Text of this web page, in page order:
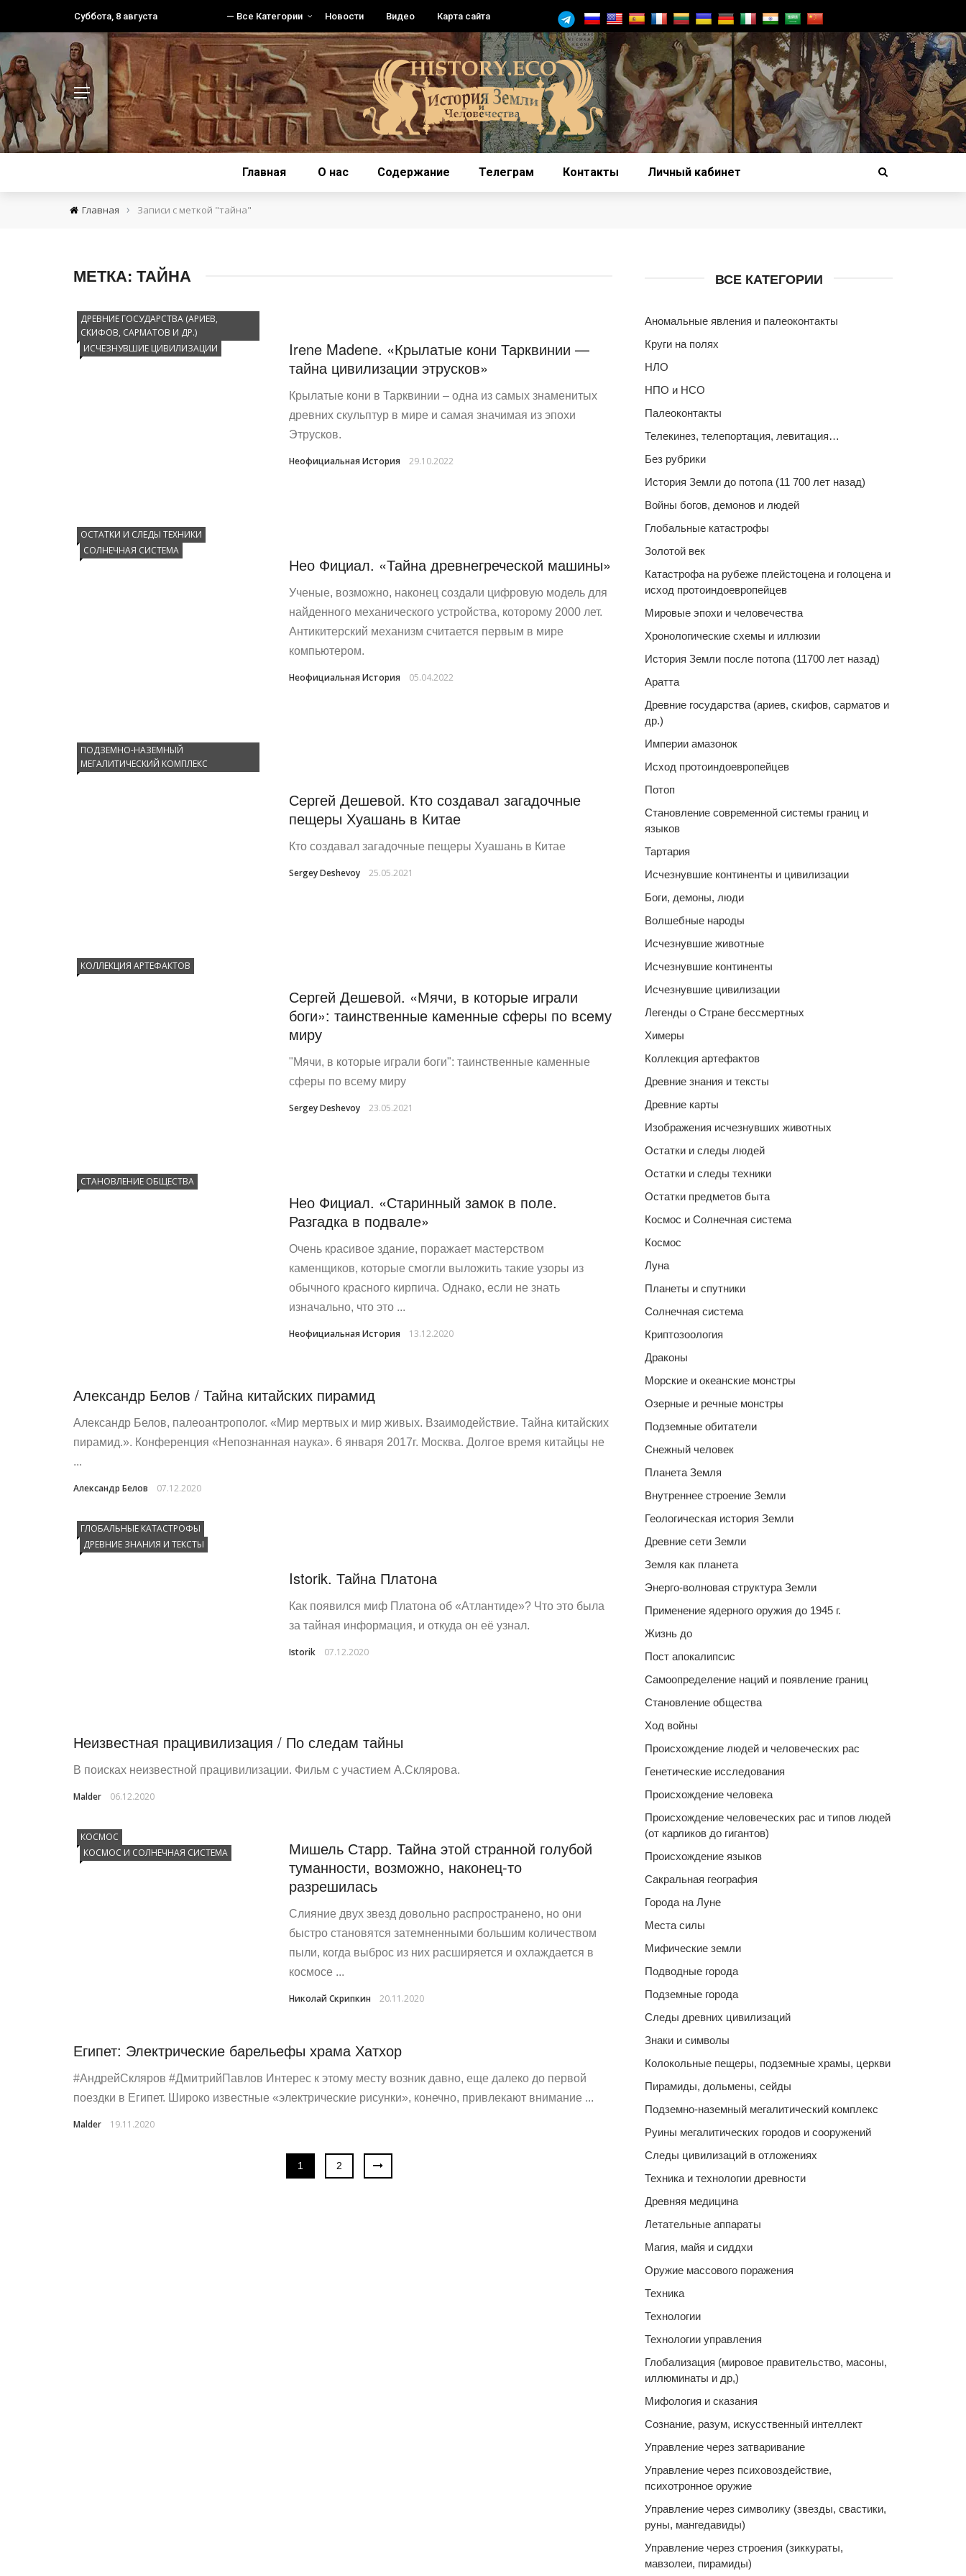
Суббота, 8 августа — Все Категории Новости Видео Карта сайта
Главная О нас Содержание Телеграм Контакты Личный кабинет
Главная › Записи с меткой "тайна"
МЕТКА: ТАЙНА
ДРЕВНИЕ ГОСУДАРСТВА (АРИЕВ,
СКИФОВ, САРМАТОВ И ДР.)
ИСЧЕЗНУВШИЕ ЦИВИЛИЗАЦИИ
Irene Madene. «Крылатые кони Тарквинии —
тайна цивилизации этрусков»
Крылатые кони в Тарквинии – одна из самых знаменитых
древних скульптур в мире и самая значимая из эпохи
Этрусков.
Неофициальная История 29.10.2022
ОСТАТКИ И СЛЕДЫ ТЕХНИКИ
СОЛНЕЧНАЯ СИСТЕМА
Нео Фициал. «Тайна древнегреческой машины»
Ученые, возможно, наконец создали цифровую модель для
найденного механического устройства, которому 2000 лет.
Антикитерский механизм считается первым в мире
компьютером.
Неофициальная История 05.04.2022
ПОДЗЕМНО-НАЗЕМНЫЙ
МЕГАЛИТИЧЕСКИЙ КОМПЛЕКС
Сергей Дешевой. Кто создавал загадочные
пещеры Хуашань в Китае
Кто создавал загадочные пещеры Хуашань в Китае
Sergey Deshevoy 25.05.2021
КОЛЛЕКЦИЯ АРТЕФАКТОВ
Сергей Дешевой. «Мячи, в которые играли
боги»: таинственные каменные сферы по всему
миру
"Мячи, в которые играли боги": таинственные каменные
сферы по всему миру
Sergey Deshevoy 23.05.2021
СТАНОВЛЕНИЕ ОБЩЕСТВА
Нео Фициал. «Старинный замок в поле.
Разгадка в подвале»
Очень красивое здание, поражает мастерством
каменщиков, которые смогли выложить такие узоры из
обычного красного кирпича. Однако, если не знать
изначально, что это ...
Неофициальная История 13.12.2020
Александр Белов / Тайна китайских пирамид
Александр Белов, палеоантрополог. «Мир мертвых и мир живых. Взаимодействие. Тайна китайских
пирамид.». Конференция «Непознанная наука». 6 января 2017г. Москва. Долгое время китайцы не
...
Александр Белов 07.12.2020
ГЛОБАЛЬНЫЕ КАТАСТРОФЫ
ДРЕВНИЕ ЗНАНИЯ И ТЕКСТЫ
Istorik. Тайна Платона
Как появился миф Платона об «Атлантиде»? Что это была
за тайная информация, и откуда он её узнал.
Istorik 07.12.2020
Неизвестная працивилизация / По следам тайны
В поисках неизвестной працивилизации. Фильм с участием А.Склярова.
Malder 06.12.2020
КОСМОС
КОСМОС И СОЛНЕЧНАЯ СИСТЕМА
Мишель Старр. Тайна этой странной голубой
туманности, возможно, наконец-то
разрешилась
Слияние двух звезд довольно распространено, но они
быстро становятся затемненными большим количеством
пыли, когда выброс из них расширяется и охлаждается в
космосе ...
Николай Скрипкин 20.11.2020
Египет: Электрические барельефы храма Хатхор
#АндрейСкляров #ДмитрийПавлов Интерес к этому месту возник давно, еще далеко до первой
поездки в Египет. Широко известные «электрические рисунки», конечно, привлекают внимание ...
Malder 19.11.2020
1 2
ВСЕ КАТЕГОРИИ
Аномальные явления и палеоконтакты
Круги на полях
НЛО
НПО и НСО
Палеоконтакты
Телекинез, телепортация, левитация…
Без рубрики
История Земли до потопа (11 700 лет назад)
Войны богов, демонов и людей
Глобальные катастрофы
Золотой век
Катастрофа на рубеже плейстоцена и голоцена и
исход протоиндоевропейцев
Мировые эпохи и человечества
Хронологические схемы и иллюзии
История Земли после потопа (11700 лет назад)
Аратта
Древние государства (ариев, скифов, сарматов и
др.)
Империи амазонок
Исход протоиндоевропейцев
Потоп
Становление современной системы границ и
языков
Тартария
Исчезнувшие континенты и цивилизации
Боги, демоны, люди
Волшебные народы
Исчезнувшие животные
Исчезнувшие континенты
Исчезнувшие цивилизации
Легенды о Стране бессмертных
Химеры
Коллекция артефактов
Древние знания и тексты
Древние карты
Изображения исчезнувших животных
Остатки и следы людей
Остатки и следы техники
Остатки предметов быта
Космос и Солнечная система
Космос
Луна
Планеты и спутники
Солнечная система
Криптозоология
Драконы
Морские и океанские монстры
Озерные и речные монстры
Подземные обитатели
Снежный человек
Планета Земля
Внутреннее строение Земли
Геологическая история Земли
Древние сети Земли
Земля как планета
Энерго-волновая структура Земли
Применение ядерного оружия до 1945 г.
Жизнь до
Пост апокалипсис
Самоопределение наций и появление границ
Становление общества
Ход войны
Происхождение людей и человеческих рас
Генетические исследования
Происхождение человека
Происхождение человеческих рас и типов людей
(от карликов до гигантов)
Происхождение языков
Сакральная география
Города на Луне
Места силы
Мифические земли
Подводные города
Подземные города
Следы древних цивилизаций
Знаки и символы
Колокольные пещеры, подземные храмы, церкви
Пирамиды, дольмены, сейды
Подземно-наземный мегалитический комплекс
Руины мегалитических городов и сооружений
Следы цивилизаций в отложениях
Техника и технологии древности
Древняя медицина
Летательные аппараты
Магия, майя и сиддхи
Оружие массового поражения
Техника
Технологии
Технологии управления
Глобализация (мировое правительство, масоны,
иллюминаты и др,)
Мифология и сказания
Сознание, разум, искусственный интеллект
Управление через затваривание
Управление через психовоздействие,
психотронное оружие
Управление через символику (звезды, свастики,
руны, мангедавиды)
Управление через строения (зиккураты,
мавзолеи, пирамиды)